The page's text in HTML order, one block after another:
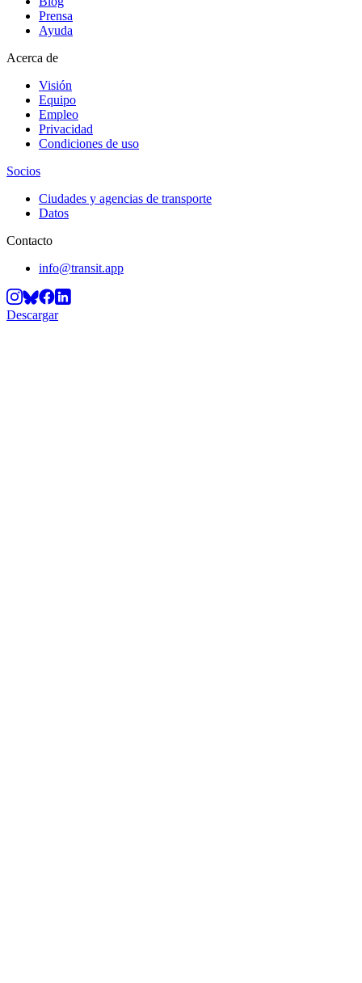
Prensa
Ayuda
Acerca de
Visión
Equipo
Empleo
Privacidad
Condiciones de uso
Socios
Ciudades y agencias de transporte
Datos
Contacto
info@transit.app
Descargar